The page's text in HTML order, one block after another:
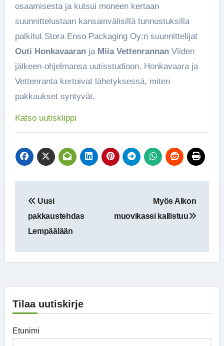
osaamisesta ja kutsui moneen kertaan
suunnittelustaan kansainvälisillä tunnustuksilla
palkitut Stora Enso Packaging Oy:n suunnittelijat
Outi Honkavaaranja Miia VettenrannanViiden
jälkeen-ohjelmansa uutisstudioon. Honkavaara ja
Vettenranta kertoivat lähetyksessä, miten
pakkaukset syntyvät.
Katso uutisklippi
selaus
Uusi
pakkaustehdas
Lempäälään
Myös Alkon
muovikassi kallistuu
Tilaa uutiskirje
Etunimi